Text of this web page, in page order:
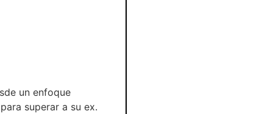
un enfoque
superar a su ex.